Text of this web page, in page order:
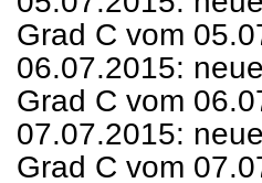
Grad C vom
06.07.2015:
Grad C vom
07.07.2015:
Grad C vom